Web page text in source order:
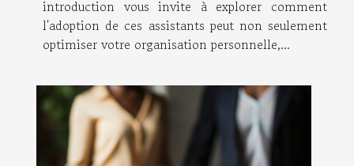
introduction vous invite à explorer comment
l'adoption de ces assistants peut non seulement
optimiser votre organisation personnelle,...